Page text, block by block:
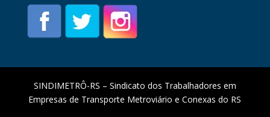
SINDIMETRÔ-RS – Sindicato dos Trabalhadores em
Empresas de Transporte Metroviário e Conexas do RS